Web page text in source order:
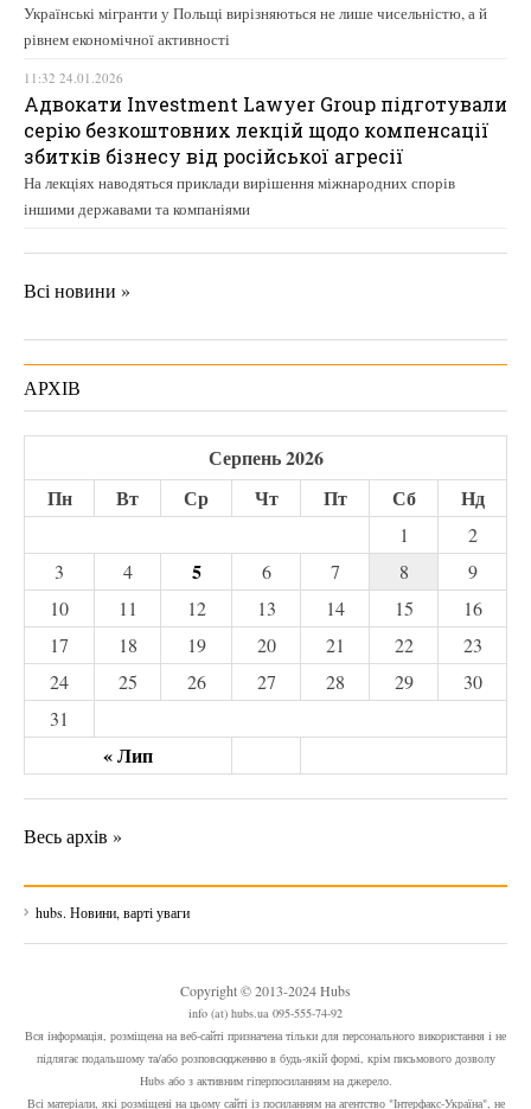
Українські мігранти у Польщі вирізняються не лише чисельністю, а й
рівнем економічної активності
11:32 24.01.2026
Адвокати Investment Lawyer Group підготували
серію безкоштовних лекцій щодо компенсації
збитків бізнесу від російської агресії
На лекціях наводяться приклади вирішення міжнародних спорів
іншими державами та компаніями
Всі новини »
АРХІВ
Серпень 2026
Пн
Вт Ср Чт Пт Сб Нд
« Лип
1
2
3
4 5 6 7 8
9
10
11 12 13 14 15
16
17
18 19 20 21 22
23
24
25 26 27 28 29
30
31
Весь архів »
hubs. Новини, варті уваги
Copyright © 2013-2024 Hubs
info (at) hubs.ua 095-555-74-92
Вся інформація, розміщена на веб-сайті призначена тільки для персонального використання і не
підлягає подальшому та/або розповсюдженню в будь-якій формі, крім письмового дозволу
Hubs або з активним гіперпосиланням на джерело.
Всі матеріали, які розміщені на цьому сайті із посиланням на агентство "Інтерфакс-Україна", не